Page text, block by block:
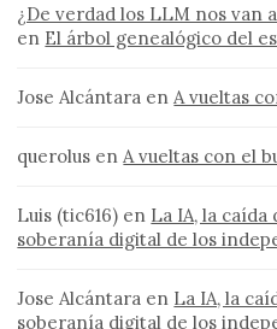
¿De verdad los LLM nos van
en El árbol genealógico del
Jose Alcántara en A vueltas
querolus en A vueltas con el
Luis (tic616) en La IA, la caída
soberanía digital de los
Jose Alcántara en La IA, la
soberanía digital de los